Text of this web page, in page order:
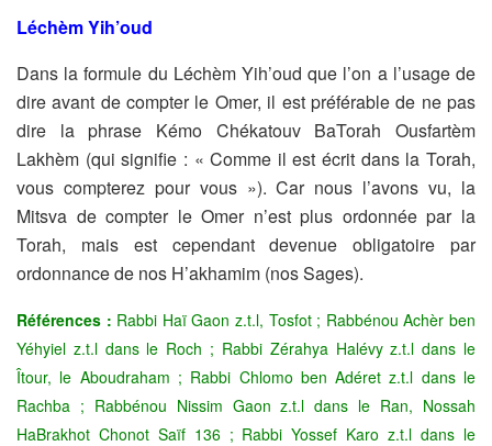
Léchèm Yih’oud
Dans la formule du Léchèm Yih’oud que l’on a l’usage de
dire avant de compter le Omer, il est préférable de ne pas
dire la phrase Kémo Chékatouv BaTorah Ousfartèm
Lakhèm (qui signifie : « Comme il estécrit dans la Torah,
vous compterez pour vous »). Car nous l’avonsvu, la
Mitsva de compter le Omer n’est plus ordonnée par la
Torah, mais est cependant devenue obligatoire par
ordonnance de nos H’akhamim (nos Sages).
Références : Rabbi Haï Gaon z.t.l, Tosfot ; Rabbénou Achèr ben
Yéhyiel z.t.l dans le Roch ; Rabbi Zérahya Halévy z.t.l dans le
Îtour, le Aboudraham ; Rabbi Chlomo ben Adéret z.t.l dans le
Rachba ; Rabbénou Nissim Gaon z.t.l dans le Ran, Nossah
HaBrakhot Chonot Saïf 136 ; Rabbi Yossef Karo z.t.l dans le